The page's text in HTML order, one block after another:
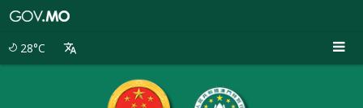
28°C